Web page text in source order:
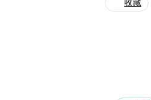
收藏